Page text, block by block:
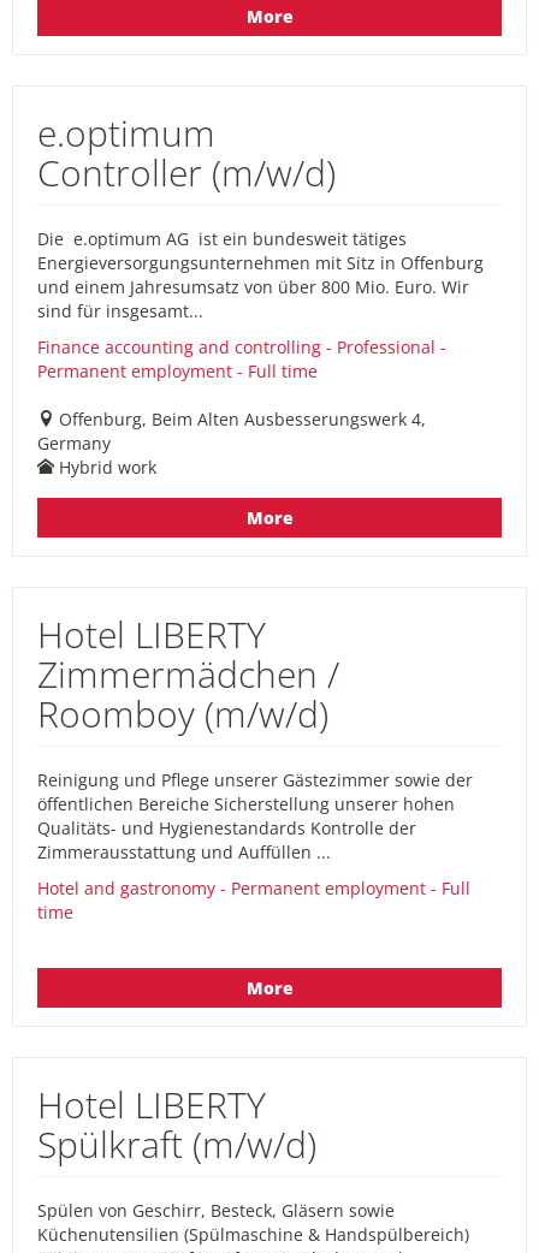
More
e.optimum
Controller (m/w/d)
Die e.optimum AG ist ein bundesweit tätiges
Energieversorgungsunternehmen mit Sitz in Offenburg
und einem Jahresumsatz von über 800 Mio. Euro. Wir
sind für insgesamt...
Finance accounting and controlling - Professional -
Permanent employment - Full time
Offenburg, Beim Alten Ausbesserungswerk 4,
Germany
Hybrid work
More
Hotel LIBERTY
Zimmermädchen /
Roomboy (m/w/d)
Reinigung und Pflege unserer Gästezimmer sowie der
öffentlichen Bereiche Sicherstellung unserer hohen
Qualitäts- und Hygienestandards Kontrolle der
Zimmerausstattung und Auffüllen ...
Hotel and gastronomy - Permanent employment - Full
time
More
Hotel LIBERTY
Spülkraft (m/w/d)
Spülen von Geschirr, Besteck, Gläsern sowie
Küchenutensilien (Spülmaschine & Handspülbereich)